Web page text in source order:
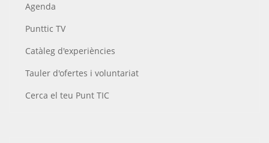
Agenda
Punttic TV
Catàleg d'experiències
Tauler d'ofertes i voluntariat
Cerca el teu Punt TIC